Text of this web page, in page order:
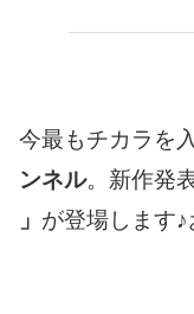
今最もチカラを
ンネル。新作発
」 が登場します♪